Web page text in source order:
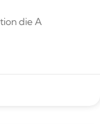
die A